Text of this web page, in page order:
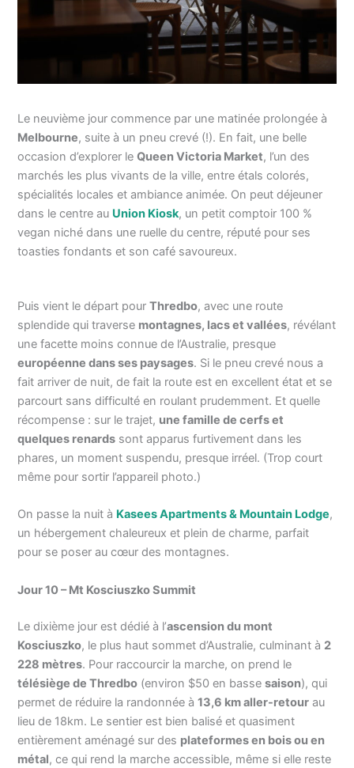
Le neuvième jour commence par une matinée prolongée à
Melbourne, suite à un pneu crevé (!). En fait, une belle
occasion d’explorer leQueen Victoria Market, l’un des
marchés les plus vivants de la ville, entre étals colorés,
spécialités locales et ambiance animée. On peut déjeuner
dans le centre au Union Kiosk, un petit comptoir 100 %
vegan niché dans une ruelle du centre, réputé pour ses
toasties fondants et son café savoureux.
Puis vient le départ pourThredbo, avec une route
splendide qui traverse montagnes, lacs et vallées, révélant
une facette moins connue de l’Australie, presque
européenne dans ses paysages. Si le pneu crevé nous a
fait arriver de nuit, de fait la route est en excellent état et se
parcourt sans difficulté en roulant prudemment. Et quelle
récompense : sur le trajet, une famille de cerfs et
quelques renards sont apparus furtivement dans les
phares, un moment suspendu, presque irréel. (Trop court
même pour sortir l’appareil photo.)
On passe la nuit à Kasees Apartments & Mountain Lodge,
un hébergement chaleureux et plein de charme, parfait
pour se poser au cœur des montagnes.
Jour 10 – Mt Kosciuszko Summit
Le dixième jour est dédié à l’ascension du mont
Kosciuszko, le plus haut sommet d’Australie, culminant à 2
228 mètres. Pour raccourcir la marche, on prend le
télésiège de Thredbo (environ $50 en bassesaison), qui
permet de réduire la randonnée à13,6 km aller-retour au
lieu de 18km. Le sentier est bien balisé et quasiment
entièrement aménagé sur des plateformes en bois ou en
métal, ce qui rend la marche accessible, même si elle reste